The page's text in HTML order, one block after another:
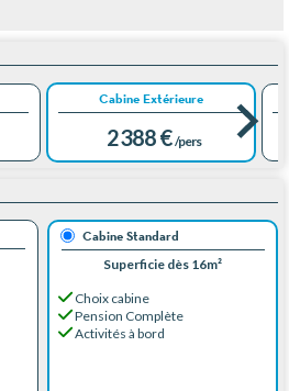
Cabine Extérieure
2 388 € /pers
Cabine Standard
Superficie dès 16m²
Choix cabine
Pension Complète
Activités à bord